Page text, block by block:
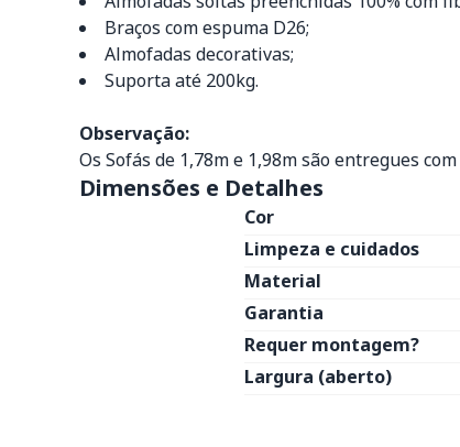
Braços com espuma D26;
Almofadas decorativas;
Suporta até 200kg.
Observação:
Os Sofás de 1,78m e 1,98m são entregues
Dimensões e Detalhes
Cor
Limpeza e cuidados
Material
Garantia
Requer montagem?
Largura (aberto)